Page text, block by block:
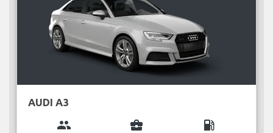
AUDI A3
group business_center local_gas_station